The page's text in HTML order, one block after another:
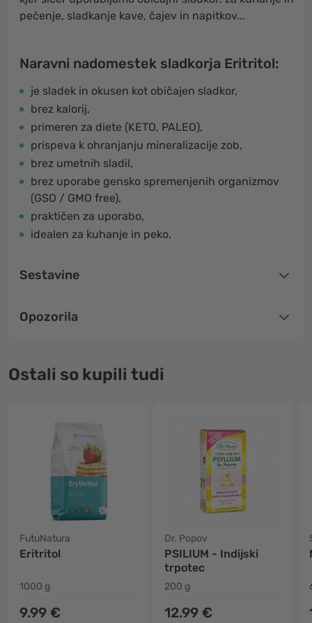
pečenje, sladkanje kave, čajev in napitkov...
Naravni nadomestek sladkorja Eritritol:
je sladek in okusen kot običajen sladkor,
brez kalorij,
primeren za diete (KETO, PALEO),
prispeva k ohranjanju mineralizacije zob,
brez umetnih sladil,
brez uporabe gensko spremenjenih organizmov
(GSO / GMO free),
praktičen za uporabo,
idealen za kuhanje in peko.
Sestavine
Opozorila
Ostali so kupili tudi
FutuNatura
Eritritol
1000 g
9.99 €
Dr. Popov
PSILIUM - Indijski
trpotec
200 g
12.99 €